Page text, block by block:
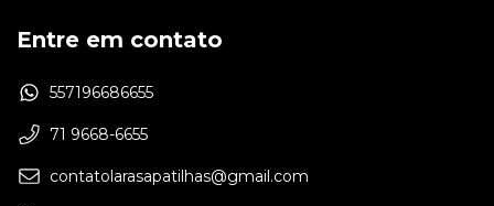
Entre em contato
557196686655
71 9668-6655
contatolarasapatilhas@gmail.com